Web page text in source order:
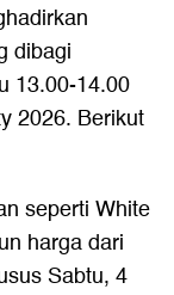
dibagi
13.00-14.00
2026. Berikut
seperti White
harga dari
Sabtu, 4